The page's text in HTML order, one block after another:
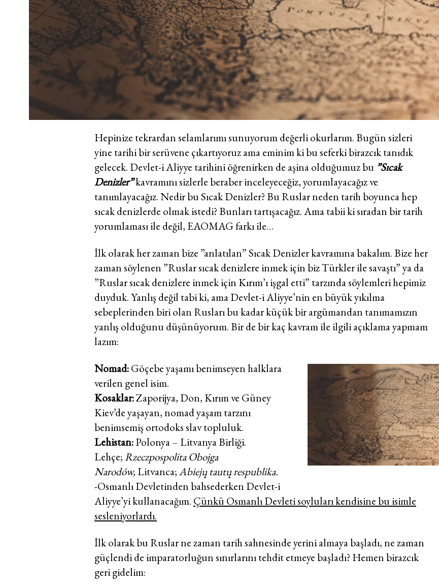
Hepinize tekrardan selamlarımı sunuyorum değerli okurlarım. Bugün sizleri
yine tarihi bir serüvene çıkartıyoruz ama eminim ki bu seferki birazcık tanıdık
gelecek. Devlet-i Aliyye tarihini öğrenirken de aşina olduğumuz bu ”Sıcak
Denizler”kavramını sizlerle beraber inceleyeceğiz, yorumlayacağız ve
tanımlayacağız. Nedir bu Sıcak Denizler? Bu Ruslar neden tarih boyunca hep
sıcak denizlerde olmak istedi? Bunları tartışacağız. Ama tabii ki sıradan bir tarih
yorumlaması ile değil, EAOMAG farkı ile…
İlk olarak her zaman bize ”anlatılan” Sıcak Denizler kavramına bakalım. Bize her
zaman söylenen ”Ruslar sıcak denizlere inmek için biz Türkler ile savaştı” ya da
”Ruslar sıcak denizlere inmek için Kırım’ı işgal etti” tarzında söylemleri hepimiz
duyduk. Yanlış değil tabi ki, ama Devlet-i Aliyye’nin en büyük yıkılma
sebeplerinden biri olan Rusları bu kadar küçük bir argümandan tanımamızın
yanlış olduğunu düşünüyorum. Bir de bir kaç kavram ile ilgili açıklama yapmam
lazım:
Nomad:Göçebe yaşamı benimseyen halklara
verilen genel isim.
Kosaklar:Zaporijya, Don, Kırım ve Güney
Kiev’de yaşayan, nomad yaşam tarzını
benimsemiş ortodoks slav topluluk.
Lehistan:Polonya – Litvanya Birliği.
Lehçe;Rzeczpospolita Obojga
Narodów, Litvanca;Abiejų tautų respublika.
-Osmanlı Devletinden bahsederken Devlet-i
Aliyye’yi kullanacağım. Çünkü Osmanlı Devleti soyluları kendisine bu isimle
sesleniyorlardı.
İlk olarak bu Ruslar ne zaman tarih sahnesinde yerini almaya başladı, ne zaman
güçlendi de imparatorluğun sınırlarını tehdit etmeye başladı? Hemen birazcık
geri gidelim: